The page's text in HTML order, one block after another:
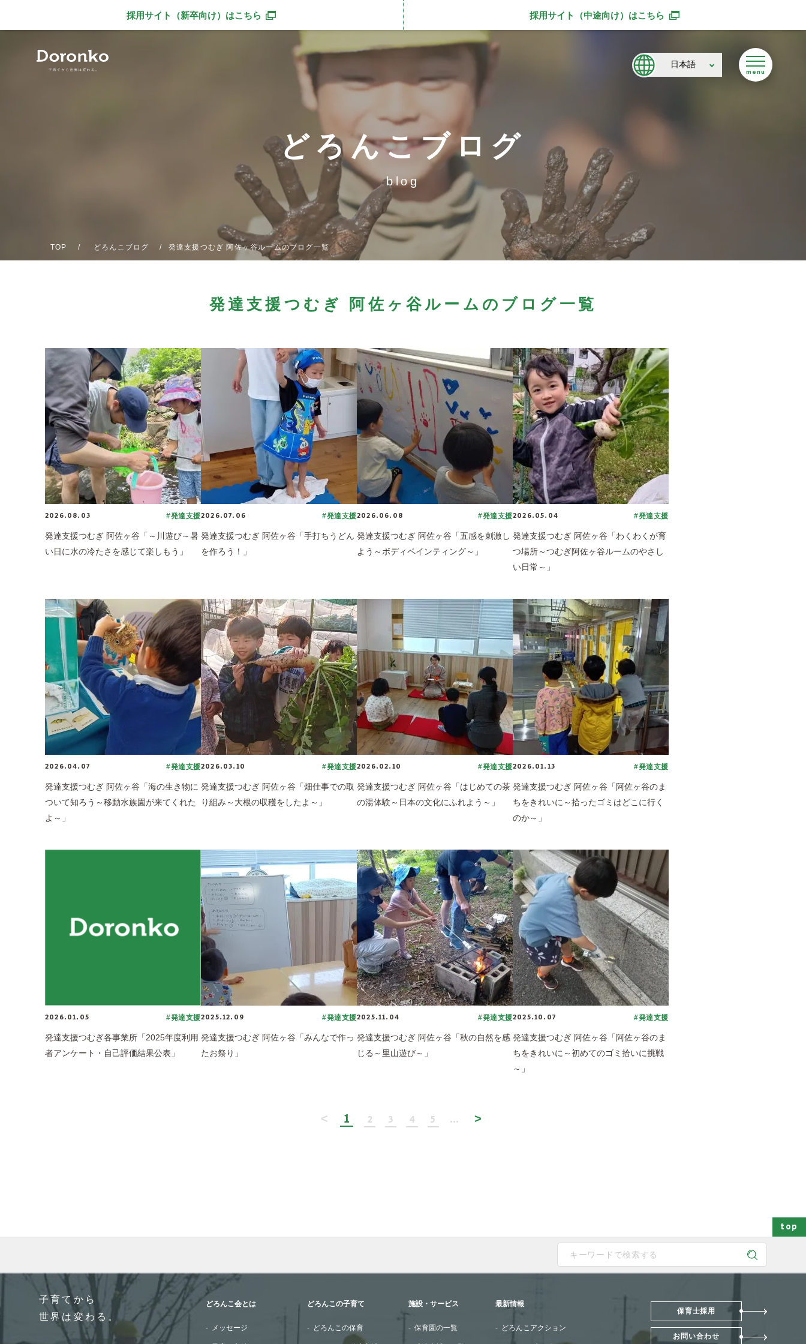
採用サイト（新卒向け） はこちら
別ウィンドウで開きます 採用サイト（中途向け） はこちら
別ウィンドウで開きます
日本語
どろんこブログ
blog
TOP どろんこブログ 発達支援つむぎ 阿佐ヶ谷ルームのブログ一覧
発達支援つむぎ 阿佐ヶ谷ルームのブログ一覧
2026.08.03
発達支援つむぎ 阿佐ヶ谷「～川遊び～暑
い日に水の冷たさを感じて楽しもう」
#発達支援2026.07.06
発達支援つむぎ 阿佐ヶ谷「手打ちうどん
を作ろう！」
#発達支援2026.06.08
発達支援つむぎ 阿佐ヶ谷「五感を刺激し
よう～ボディペインティング～」
#発達支援2026.05.04
発達支援つむぎ 阿佐ヶ谷「わくわくが育
つ場所～つむぎ阿佐ヶ谷ルームのやさし
い日常～」
#発達支援
2026.04.07
発達支援つむぎ 阿佐ヶ谷「海の生き物に
ついて知ろう～移動水族園が来てくれた
よ～」
#発達支援2026.03.10
発達支援つむぎ 阿佐ヶ谷「畑仕事での取
り組み～大根の収穫をしたよ～」
#発達支援2026.02.10
発達支援つむぎ 阿佐ヶ谷「はじめての茶
の湯体験～日本の文化にふれよう～」
#発達支援2026.01.13
発達支援つむぎ 阿佐ヶ谷「阿佐ヶ谷のま
ちをきれいに～拾ったゴミはどこに行く
のか～」
#発達支援
2026.01.05
発達支援つむぎ各事業所「2025年度利用
者アンケート・自己評価結果公表」
#発達支援2025.12.09
発達支援つむぎ 阿佐ヶ谷「みんなで作っ
たお祭り」
#発達支援2025.11.04
発達支援つむぎ 阿佐ヶ谷「秋の自然を感
じる～里山遊び～」
#発達支援2025.10.07
発達支援つむぎ 阿佐ヶ谷「阿佐ヶ谷のま
ちをきれいに～初めてのゴミ拾いに挑戦
～」
#発達支援
< 1 2 3 4 5 ... >
top
When autocomplete results are available use up and down arrows to review and enter to go to the desired page. Touch device users, explore by touch or with swipe gestures.
子育てから
世界は変わる。
どろんこ会とは
メッセージ
どろんこの子育て
どろんこの保育
施設・サービス
保育園の一覧
最新情報
どろんこアクション
保育士採用
お問い合わせ